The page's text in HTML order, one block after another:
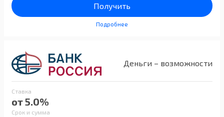
Получить
Подробнее
Деньги – возможности
Ставка
от 5.0%
Срок и сумма